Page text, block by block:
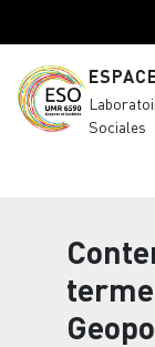
Sociales
terme